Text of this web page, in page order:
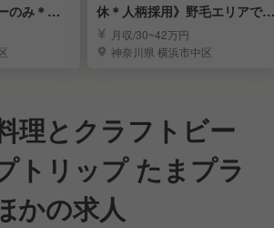
のみ＊未
休＊人柄採用》野毛エリアで根
付く人気の大衆酒場
月収/30~42万円
神奈川県 横浜市中区
理とクラフトビー
リップ たまプラ
かの求人